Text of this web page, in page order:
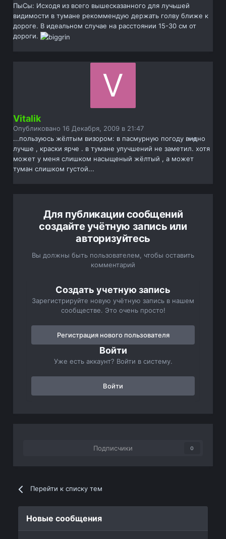
ПыСы: Исходя из всего вышесказанного для лучьшей
видимости в тумане рекоммендую держать голву ближе к
дороге. В идеальном случае на расстоянии 15-30 см от
дороги.
Vitalik
Опубликовано16 Декабря, 2009 в 21:47
...пользуюсь жёлтым визором: в пасмурную погоду видно
лучше , краски ярче . в тумане улучшений не заметил. хотя
может у меня слишком насыщеный жёлтый , а может
туман слишком густой...
Для публикации сообщений
создайте учётную запись или
авторизуйтесь
Вы должны быть пользователем, чтобы оставить
комментарий
Создать учетную запись
Зарегистрируйте новую учётную запись в нашем
сообществе. Это очень просто!
Регистрация нового пользователя
Войти
Уже есть аккаунт? Войти в систему.
Войти
Подписчики 0
Перейти к списку тем
Новые сообщения